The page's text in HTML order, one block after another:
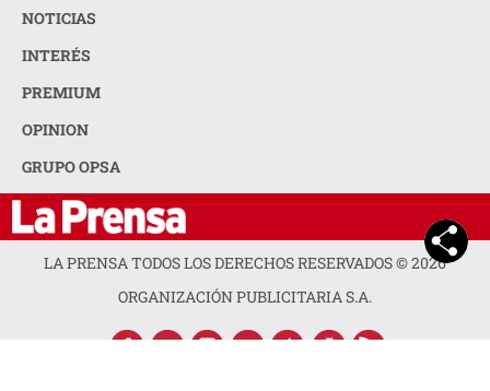
NOTICIAS
INTERÉS
PREMIUM
OPINION
GRUPO OPSA
LA PRENSA TODOS LOS DERECHOS RESERVADOS ©2026
ORGANIZACIÓN PUBLICITARIA S.A.